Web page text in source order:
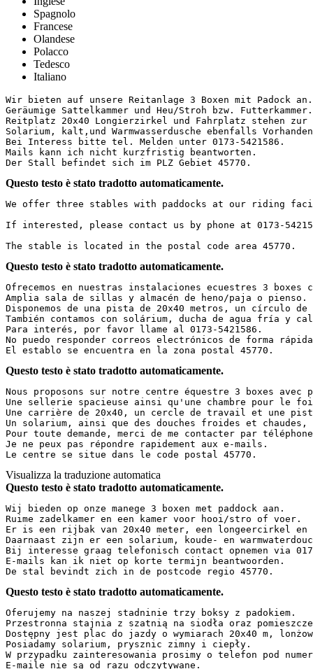
Spagnolo
Francese
Olandese
Polacco
Tedesco
Italiano
Wir bieten auf unsere Reitanlage 3 Boxen mit Padock an.
Geräumige Sattelkammer und Heu/Stroh bzw. Futterkammer.
Reitplatz 20x40 Longierzirkel und Fahrplatz stehen zur
Solarium, kalt,und Warmwasserdusche ebenfalls
Bei Interess bitte tel. Melden unter 0173-5421586.
Mails kann ich nicht kurzfristig beantworten.
Der Stall befindet sich im PLZ Gebiet 45770.
Questo testo è stato tradotto automaticamente.
We offer three stables with paddocks at our riding
If interested, please contact us by phone at 0173-
The stable is located in the postal code area 45770.
Questo testo è stato tradotto automaticamente.
Ofrecemos en nuestras instalaciones ecuestres 3 boxes
Amplia sala de sillas y almacén de heno/paja o
Disponemos de una pista de 20x40 metros, un círculo
También contamos con solárium, ducha de agua fría y
Para interés, por favor llame al 0173-5421586.
No puedo responder correos electrónicos de forma
El establo se encuentra en la zona postal 45770.
Questo testo è stato tradotto automaticamente.
Nous proposons sur notre centre équestre 3 boxes avec
Une sellerie spacieuse ainsi qu'une chambre pour
Une carrière de 20x40, un cercle de travail et une
Un solarium, ainsi que des douches froides et
Pour toute demande, merci de me contacter par
Je ne peux pas répondre rapidement aux e-mails.
Le centre se situe dans le code postal 45770.
Visualizza la traduzione automatica
Questo testo è stato tradotto automaticamente.
Wij bieden op onze manege 3 boxen met paddock aan.
Ruime zadelkamer en een kamer voor hooi/stro of voer.
Er is een rijbak van 20x40 meter, een longeercirkel
Daarnaast zijn er een solarium, koude- en
Bij interesse graag telefonisch contact opnemen via
E-mails kan ik niet op korte termijn beantwoorden.
De stal bevindt zich in de postcode regio 45770.
Questo testo è stato tradotto automaticamente.
Oferujemy na naszej stadninie trzy boksy z padokiem.
Przestronna stajnia z szatnią na siodła oraz
Dostępny jest plac do jazdy o wymiarach 20x40 m,
Posiadamy solarium, prysznic zimny i ciepły.
W przypadku zainteresowania prosimy o telefon pod
E-maile nie są od razu odczytywane.